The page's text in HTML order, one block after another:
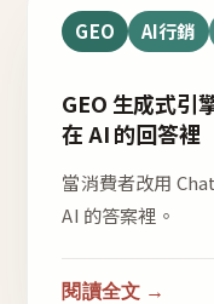
GEO AI行銷
GEO 生成式引
在 AI 的回答裡
當消費者改用
AI 的答案裡。
閱讀全文 →